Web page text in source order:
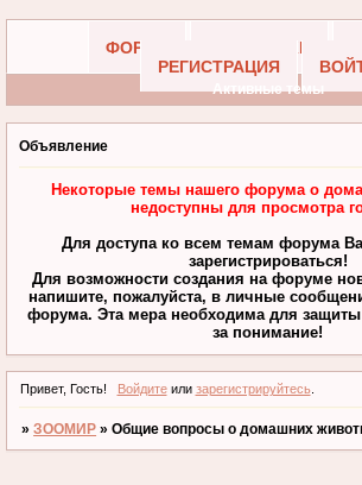
ФОРУМ УЧАСТНИКИ
РЕГИСТРАЦИЯ
Активные темы
Объявление
Некоторые темы нашего форума о
недоступны для просмотра
Для доступа ко всем темам форума
зарегистрироваться!
Для возможности создания на форуме
напишите, пожалуйста, в личные
форума. Эта мера необходима для
за понимание!
Привет, Гость! Войдитеили зарегистрируйтесь.
»ЗООМИР »Общие вопросы о домашних